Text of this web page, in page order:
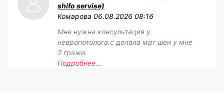
shifo servise)
Комарова 06.08.2026 08:16
Мне нужна консультация у
невропотолога.с делала мрт шеи у мне
2 грэжи
Подробнее...